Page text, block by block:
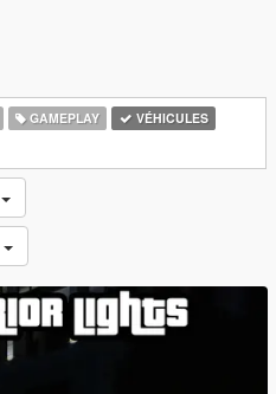
GAMEPLAY
VÉHICULES